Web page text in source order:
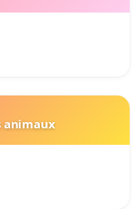
animaux